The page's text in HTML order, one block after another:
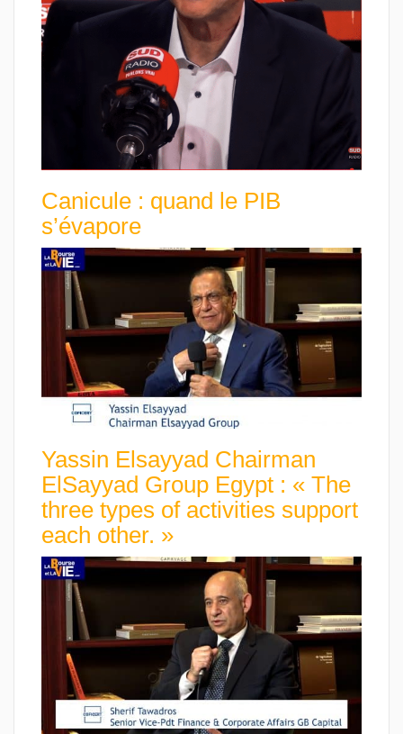
Canicule : quand le PIB
s’évapore
Yassin Elsayyad Chairman
ElSayyad Group Egypt : « The
three types of activities support
each other. »